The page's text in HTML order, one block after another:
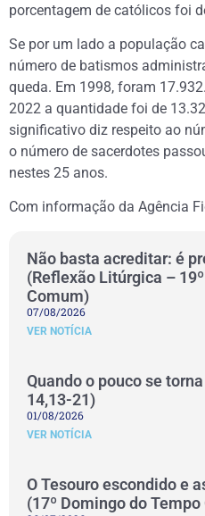
porcentagem de católicos foi
Se por um lado a população
número de batismos
queda. Em 1998, foram
2022 a quantidade foi de
significativo diz respeito ao
o número de sacerdotes
nestes 25 anos.
Com informação da Agência
Não basta acreditar: é
(Reflexão Litúrgica –
Comum)
07/08/2026
VER NOTÍCIA
Quando o pouco se
14,13-21)
01/08/2026
VER NOTÍCIA
O Tesouro escondido e
(17º Domingo do